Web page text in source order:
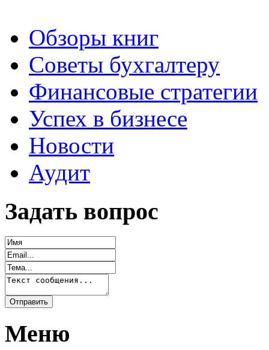
Обзоры книг
Советы бухгалтеру
Финансовые стратегии
Успех в бизнесе
Новости
Аудит
Задать вопрос
Меню